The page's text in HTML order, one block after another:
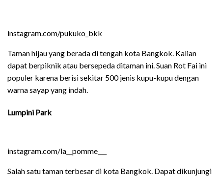
instagram.com/pukuko_bkk
Taman hijau yang berada di tengah kota Bangkok. Kalian
dapat berpiknik atau bersepeda ditaman ini. Suan Rot Fai ini
populer karena berisi sekitar 500 jenis kupu-kupu dengan
warna sayap yang indah.
Lumpini Park
instagram.com/la__pomme___
Salah satu taman terbesar di kota Bangkok. Dapat dikunjungi